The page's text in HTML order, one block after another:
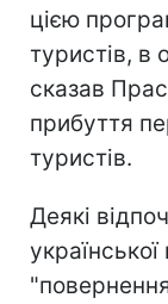
цією
туристів, в
сказав
прибуття
туристів.
Деякі